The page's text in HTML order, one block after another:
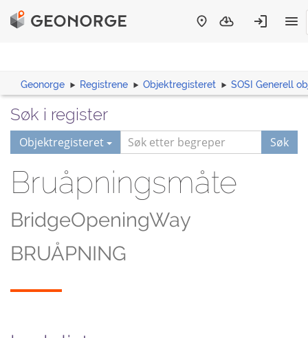
Geonorge Registrene Objektregisteret SOSI Generell
Søk i register
Objektregisteret Søk
Bruåpningsmåte
BridgeOpeningWay
BRUÅPNING